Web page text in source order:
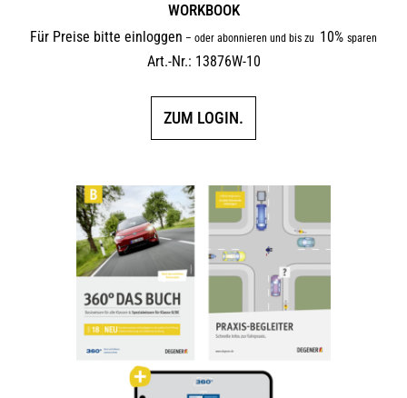
WORKBOOK
Für Preise bitte einloggen – oder abonnieren und bis zu 10% sparen
Art.-Nr.: 13876W-10
ZUM LOGIN.